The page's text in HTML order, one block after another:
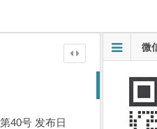
40号 发布日
微